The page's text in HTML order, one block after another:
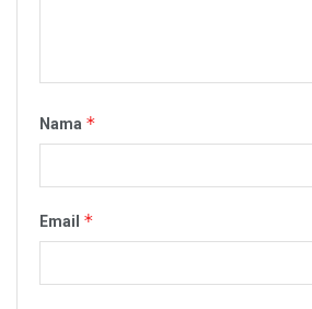
Nama *
Email *